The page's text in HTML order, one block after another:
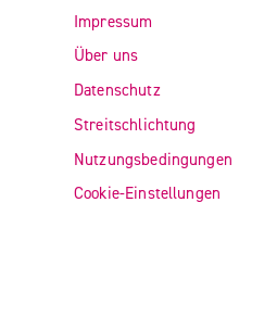
Impressum
Über uns
Datenschutz
Streitschlichtung
Nutzungsbedingungen
Cookie-Einstellungen